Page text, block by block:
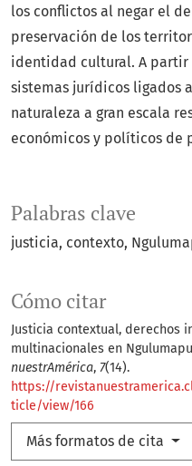
Palabras clave
justicia contexto
Cómo citar
Justicia contextual, derechos
multinacionales en
nuestrAmérica, 7(14).
https://
ticle/view/166
Más formatos de cita
los conflictos al negar el
preservación de los
identidad cultural. A partir
sistemas jurídicos ligados
naturaleza a gran escala
económicos y políticos de